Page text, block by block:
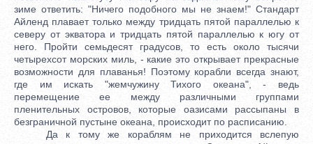
зиме ответить: "Ничего подобного мы не знаем!" Стандарт
Айленд плавает только между тридцать пятой параллелью к
северу от экватора и тридцать пятой параллелью к югу от
него. Пройти семьдесят градусов, то есть около тысячи
четырехсот морских миль, - какие это открывает прекрасные
возможности для плаванья! Поэтому корабли всегда знают,
где им искать "жемчужину Тихого океана", - ведь
перемещение ее между различными группами
пленительных островов, которые оазисами рассыпаны в
безграничной пустыне океана, происходит по расписанию.
Да к тому же кораблям не приходится вслепую